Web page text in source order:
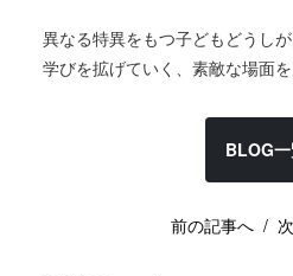
異なる特異をもつ子どもどうし
学びを拡げていく、素敵な場面
BLOG
前の記事へ /